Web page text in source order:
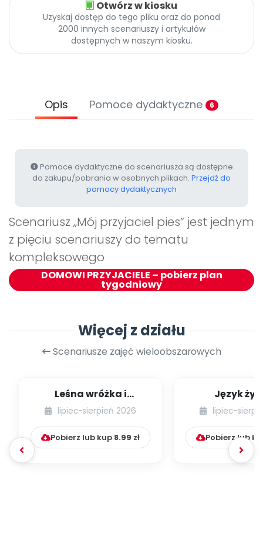
Archiwalne numery
Pomoc
Promocje
Otwórz w kiosku
Uzyskaj dostęp do tego pliku oraz do ponad
2000 innych scenariuszy i artykułów
dostępnych w naszym kiosku.
Opis Pomoce dydaktyczne 6
Pomoce dydaktyczne do scenariusza są dostępne
do zakupu/pobrania w osobnych plikach. Przejdź do
pomocy dydaktycznych
Scenariusz „Mój przyjaciel pies” jest jednym
z pięciu scenariuszy do tematu
kompleksowego
DOMOWI PRZYJACIELE – pobierz plan
tygodniowy
Więcej z działu
Scenariusze zajęć wieloobszarowych
Leśna wróżka i
przyjaciele
lipiec-sierpień 2026
Pobierz lub kup 8.99 zł
Język
lipiec-
Pobierz lub